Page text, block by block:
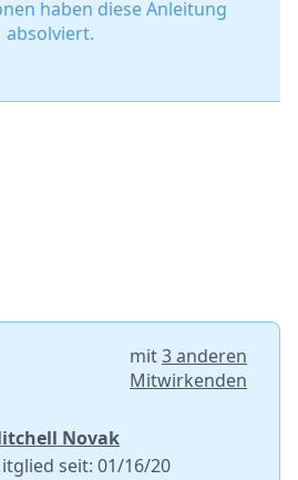
haben diese Anleitung
absolviert.
mit3 anderen
Mitwirkenden
Novak
seit: 01/16/20